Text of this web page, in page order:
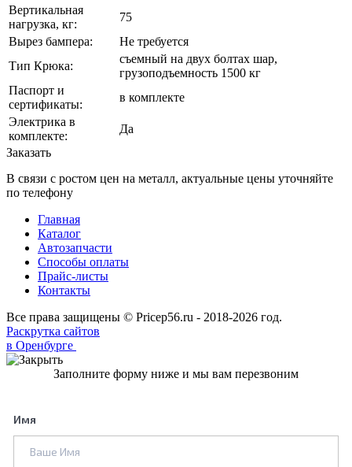
Вертикальная
нагрузка, кг:
75
Вырез бампера:
Не требуется
Тип Крюка:
съемный на двух болтах шар,
грузоподъемность 1500 кг
Паспорт и
сертификаты:
в комплекте
Электрика в
комплекте:
Да
Заказать
В связи с ростом цен на металл, актуальные цены уточняйте
по телефону
Главная
Каталог
Автозапчасти
Способы оплаты
Прайс-листы
Контакты
Все права защищены © Pricep56.ru - 2018-2026 год.
Раскрутка сайтов
в Оренбурге
Заполните форму ниже и мы вам перезвоним
Имя